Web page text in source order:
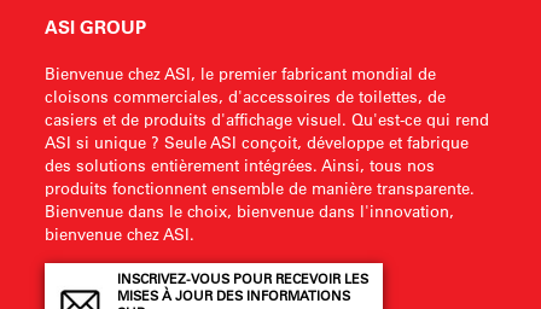
ASI GROUP
Bienvenue chez ASI, le premier fabricant mondial de
cloisons commerciales, d'accessoires de toilettes, de
casiers et de produits d'affichage visuel. Qu'est-ce qui rend
ASI si unique ? Seule ASI conçoit, développe et fabrique
des solutions entièrement intégrées. Ainsi, tous nos
produits fonctionnent ensemble de manière transparente.
Bienvenue dans le choix, bienvenue dans l'innovation,
bienvenue chez ASI.
INSCRIVEZ-VOUS POUR RECEVOIR LES
MISES À JOUR DES INFORMATIONS